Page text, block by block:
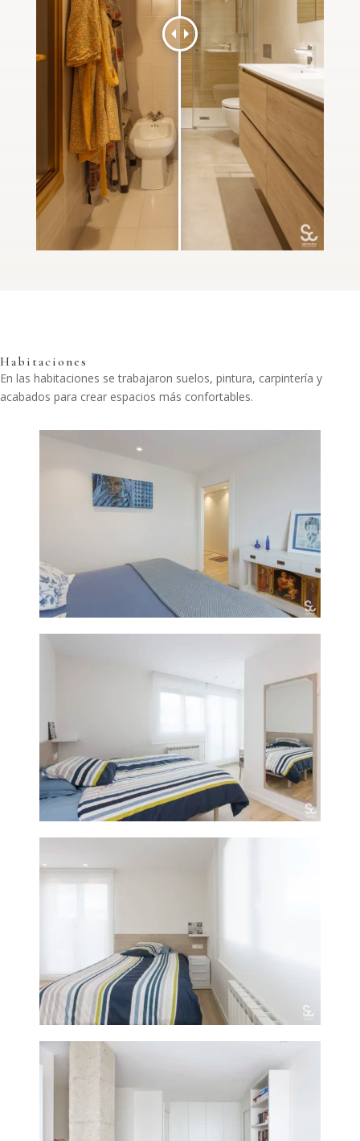
Habitaciones
En las habitaciones se trabajaron suelos, pintura, carpintería y
acabados para crear espacios más confortables.